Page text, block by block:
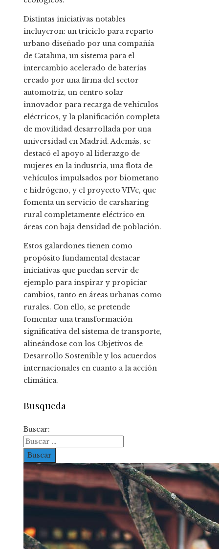
Distintas iniciativas notables
incluyeron: un triciclo para reparto
urbano diseñado por una compañía
de Cataluña, un sistema para el
intercambio acelerado de baterías
creado por una firma del sector
automotriz, un centro solar
innovador para recarga de vehículos
eléctricos, y la planificación completa
de movilidad desarrollada por una
universidad en Madrid. Además, se
destacó el apoyo al liderazgo de
mujeres en la industria, una flota de
vehículos impulsados por biometano
e hidrógeno, y el proyecto VIVe, que
fomenta un servicio de carsharing
rural completamente eléctrico en
áreas con baja densidad de población.
Estos galardones tienen como
propósito fundamental destacar
iniciativas que puedan servir de
ejemplo para inspirar y propiciar
cambios, tanto en áreas urbanas como
rurales. Con ello, se pretende
fomentar una transformación
significativa del sistema de transporte,
alineándose con los Objetivos de
Desarrollo Sostenible y los acuerdos
internacionales en cuanto a la acción
climática.
Busqueda
Buscar: